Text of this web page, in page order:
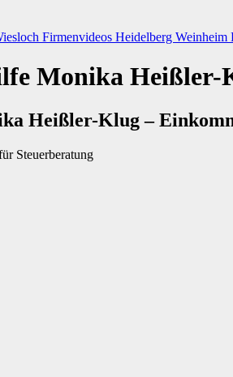
Firmenvideos Heidelberg Weinheim
Monika
Heißler-Klug –